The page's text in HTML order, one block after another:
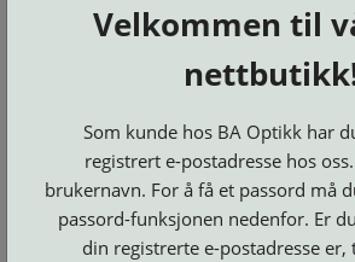
KONTAKT
BESTILL
LOGG INN
Brillerens
Brillesnorer
Clip-
on
og
Suncover
Etuier
Lesebriller
Luper
og
Maskiner
Microkluter
Neseputer
og
Solbriller
Velkommen til
Som kunde hos BA Optikk har
registrert e-postadresse hos
brukernavn. For å få et passord må
passord-funksjonen nedenfor. Er
din registrerte e-postadresse er,